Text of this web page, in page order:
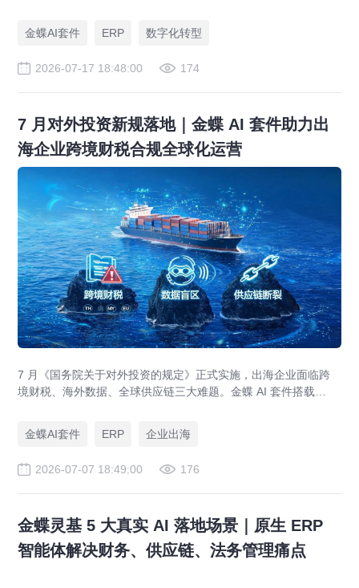
金蝶AI套件
ERP 数字化转型
2026-07-17 18:48:00 174
7 月对外投资新规落地｜金蝶 AI 套件助力出
海企业跨境财税合规全球化运营
7 月《国务院关于对外投资的规定》正式实施，出海企业面临跨
境财税、海外数据、全球供应链三大难题。金蝶 AI 套件搭载
规、全球 ERP 可视、供应链智能风控，适配东南亚多国本地化经
营。
金蝶AI套件 ERP 企业出海
2026-07-07 18:49:00 176
金蝶灵基 5 大真实 AI 落地场景｜原生 ERP
智能体解决财务、供应链、法务管理痛点